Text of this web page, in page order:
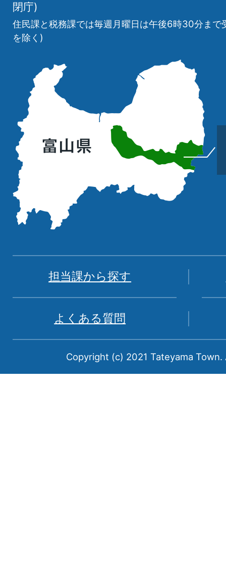
閉庁)
住民課と税務課では毎週月曜日は午後6時30分まで
を除く)
の
位
置
を
記
し
た
図。
新
郡
担当課から探す
よくある質問
Copyright (c) 2021 Tateyama Town.